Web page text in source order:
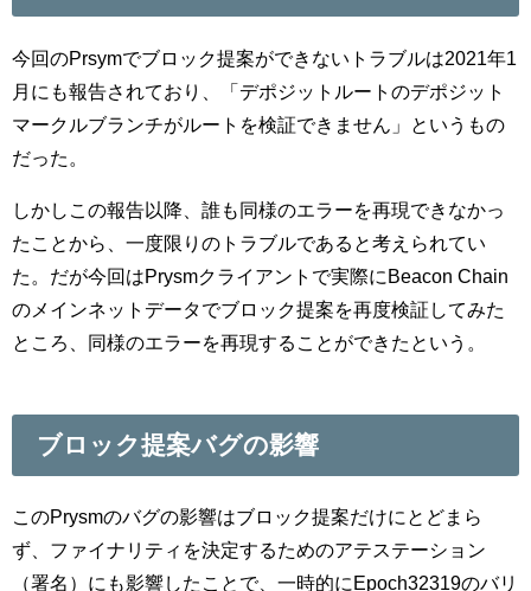
今回のPrsymでブロック提案ができないトラブルは2021年1
月にも報告されており、「デポジットルートのデポジット
マークルブランチがルートを検証できません」というもの
だった。
しかしこの報告以降、誰も同様のエラーを再現できなかっ
たことから、一度限りのトラブルであると考えられてい
た。だが今回はPrysmクライアントで実際にBeacon Chain
のメインネットデータでブロック提案を再度検証してみた
ところ、同様のエラーを再現することができたという。
ブロック提案バグの影響
このPrysmのバグの影響はブロック提案だけにとどまら
ず、ファイナリティを決定するためのアテステーション
（署名）にも影響したことで、一時的にEpoch32319のバリ